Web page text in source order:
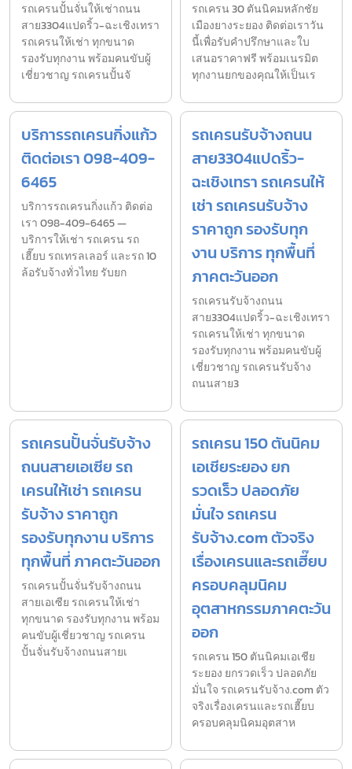
รถเครนปั้นจั่นให้เช่าถนน
สาย3304แปดริ้ว-ฉะเชิงเทรา
รถเครนให้เช่า ทุกขนาด
รองรับทุกงาน พร้อมคนขับผู้
เชี่ยวชาญ รถเครนปั้นจั
รถเครน 30 ตันนิคมหลักชัย
เมืองยางระยอง ติดต่อเราวัน
นี้เพื่อรับคำปรึกษาและใบ
เสนอราคาฟรี พร้อมเนรมิต
ทุกงานยกของคุณให้เป็นเร
บริการรถเครนกิ่งแก้ว
ติดต่อเรา 098-409-
6465
บริการรถเครนกิ่งแก้ว ติดต่อ
เรา 098-409-6465 —
บริการให้เช่า รถเครน รถ
เฮี๊ยบ รถเทรลเลอร์ และรถ 10
ล้อรับจ้างทั่วไทย รับยก
รถเครนรับจ้างถนน
สาย3304แปดริ้ว-
ฉะเชิงเทรา รถเครนให้
เช่า รถเครนรับจ้าง
ราคาถูก รองรับทุก
งาน บริการ ทุกพื้นที่
ภาคตะวันออก
รถเครนรับจ้างถนน
สาย3304แปดริ้ว-ฉะเชิงเทรา
รถเครนให้เช่า ทุกขนาด
รองรับทุกงาน พร้อมคนขับผู้
เชี่ยวชาญ รถเครนรับจ้าง
ถนนสาย3
รถเครนปั้นจั่นรับจ้าง
ถนนสายเอเซีย รถ
เครนให้เช่า รถเครน
รับจ้าง ราคาถูก
รองรับทุกงาน บริการ
ทุกพื้นที่ ภาคตะวันออก
รถเครนปั้นจั่นรับจ้างถนน
สายเอเซีย รถเครนให้เช่า
ทุกขนาด รองรับทุกงาน พร้อม
คนขับผู้เชี่ยวชาญ รถเครน
ปั้นจั่นรับจ้างถนนสายเ
รถเครน 150 ตันนิคม
เอเชียระยอง ยก
รวดเร็ว ปลอดภัย
มั่นใจ รถเครน
รับจ้าง.com ตัวจริง
เรื่องเครนและรถเฮี๊ยบ
ครอบคลุมนิคม
อุตสาหกรรมภาคตะวัน
ออก
รถเครน 150 ตันนิคมเอเชีย
ระยอง ยกรวดเร็ว ปลอดภัย
มั่นใจ รถเครนรับจ้าง.com ตัว
จริงเรื่องเครนและรถเฮี๊ยบ
ครอบคลุมนิคมอุตสาห